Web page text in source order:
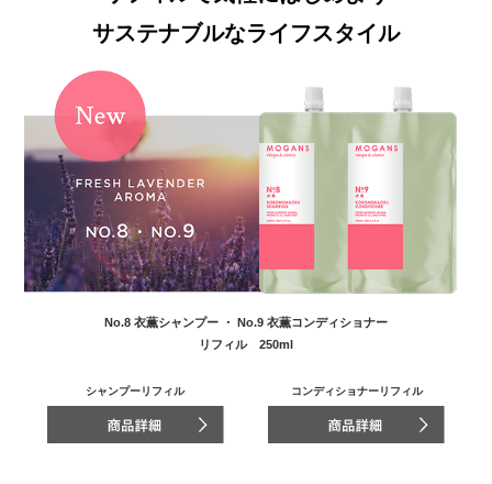
サステナブルなライフスタイル
No.8 衣薫シャンプー ・ No.9 衣薫コンディショナー
リフィル 250ml
シャンプーリフィル コンディショナーリフィル